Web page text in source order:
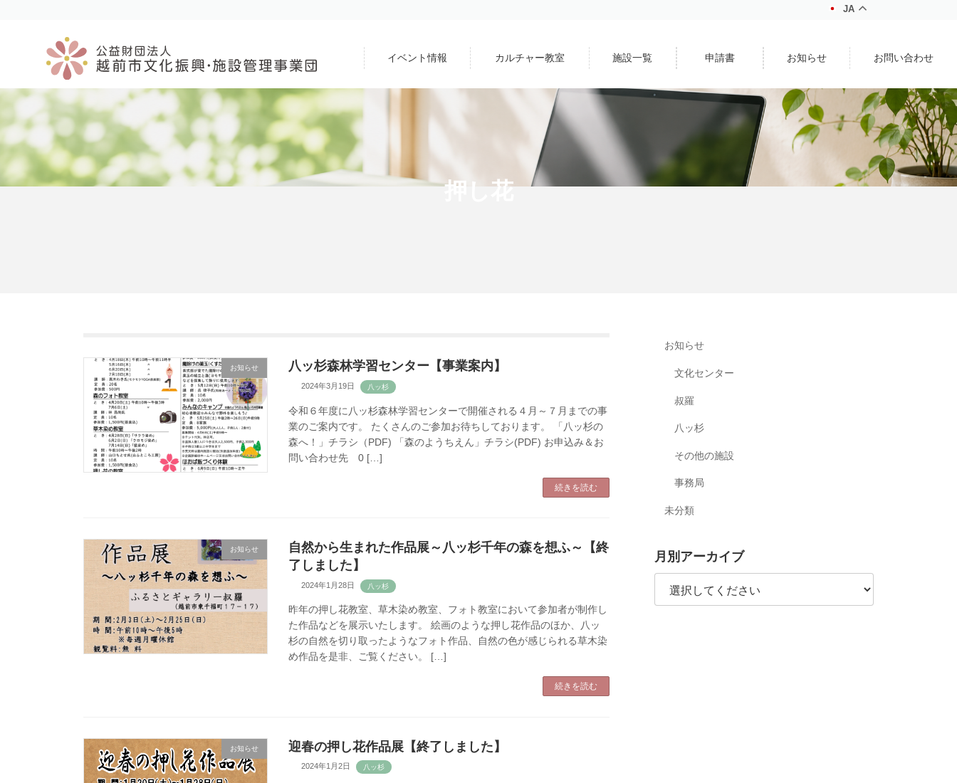
ス
ッ
プ
ン
移
動
JA
イベント情報 カルチャー教室 施設一覧 申請書 お知らせ お問い合わせ
押し花
お知らせ 八ッ杉森林学習センター【事業案内】
2024年3月19日
令和６年度に八ッ杉森林学習センターで開催される４月～７月までの事
業のご案内です。 たくさんのご参加お待ちしております。 「八ッ杉の
森へ！」チラシ（PDF) 「森のようちえん」チラシ(PDF) お申込み＆お
問い合わせ先 0 […]
続きを読む
お知らせ
自然から生まれた作品展～八ッ杉千年の森を想ふ～【終
了しました】
2024年1月28日
昨年の押し花教室、草木染め教室、フォト教室において参加者が制作し
た作品などを展示いたします。 絵画のような押し花作品のほか、八ッ
杉の自然を切り取ったようなフォト作品、自然の色が感じられる草木染
め作品を是非、ご覧ください。 […]
続きを読む
お知らせ 迎春の押し花作品展【終了しました】
2024年1月2日
お知らせ
文化センター
叔羅
八ッ杉
その他の施設
事務局
未分類
月別アーカイブ